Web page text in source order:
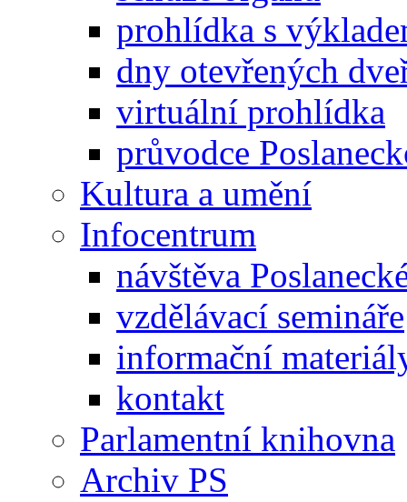
prohlídka s
dny otevřených
virtuální prohlídka
průvodce
Kultura a umění
Infocentrum
návštěva
vzdělávací semináře
informační
kontakt
Parlamentní knihovna
Archiv PS